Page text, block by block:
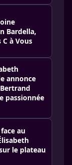
Bardella,
à Vous
annonce
passionnée
au
le plateau